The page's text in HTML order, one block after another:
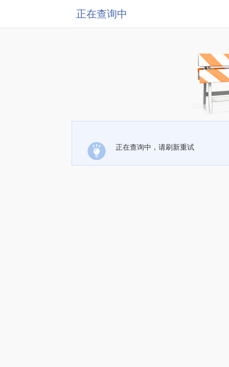
正在查询中
正在查询中，请刷新重试